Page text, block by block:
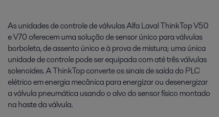
As unidades de controle de válvulas Alfa Laval ThinkTop V50
e V70 oferecem uma solução de sensor único para válvulas
borboleta, de assento único e à prova de mistura; uma única
unidade de controle pode ser equipada com até três válvulas
solenoides. A ThinkTop converte os sinais de saída do PLC
elétrico em energia mecânica para energizar ou desenergizar
a válvula pneumática usando o alvo do sensor físico montado
na haste da válvula.